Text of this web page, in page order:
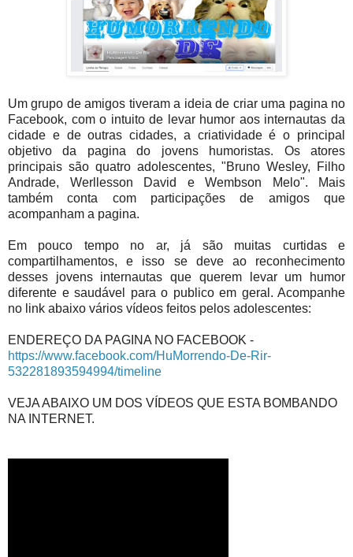
Um grupo de amigos tiveram a ideia de criar uma pagina no
Facebook, com o intuito de levar humor aos internautas da
cidade e de outras cidades, a criatividade é o principal
objetivo da pagina do jovens humoristas. Os atores
principais são quatro adolescentes, "Bruno Wesley, Filho
Andrade, Werllesson David e Wembson Melo". Mais
também conta com participações de amigos que
acompanham a pagina.
Em pouco tempo no ar, já são muitas curtidas e
compartilhamentos, e isso se deve ao reconhecimento
desses jovens internautas que querem levar um humor
diferente e saudável para o publico em geral. Acompanhe
no link abaixo vários vídeos feitos pelos adolescentes:
ENDEREÇO DA PAGINA NO FACEBOOK -
https://www.facebook.com/HuMorrendo-De-Rir-
532281893594994/timeline
VEJA ABAIXO UM DOS VÍDEOS QUE ESTA BOMBANDO
NA INTERNET.